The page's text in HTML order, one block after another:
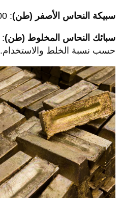
سبيكة النحاس الأصفر (طن): 380,000 – 385,000 جنيه.
سبائك النحاس المخلوط (طن)
حسب نسبة الخلط والاستخدام.